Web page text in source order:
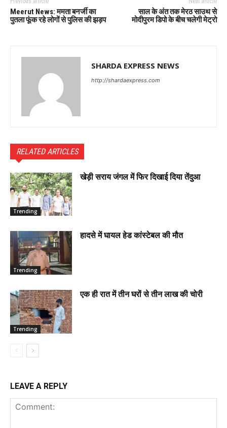
Meerut News: ममता बनर्जी का
पुतला फूंक रहे लोगों से पुलिस की झड़प
साल के अंत तक मेरठ साउथ से
मोदीपुरम डिपो के बीच चलेगी मेट्रो
SHARDA EXPRESS NEWS
http://shardaexpress.com
RELATED ARTICLES
Trending
खेड़ी सराय जंगल में फिर दिखाई दिया तेंदुआ
Trending
हादसे में घायल हेड कांस्टेबल की मौत
Trending
एक ही रात में तीन घरों से तीन लाख की चोरी
LEAVE A REPLY